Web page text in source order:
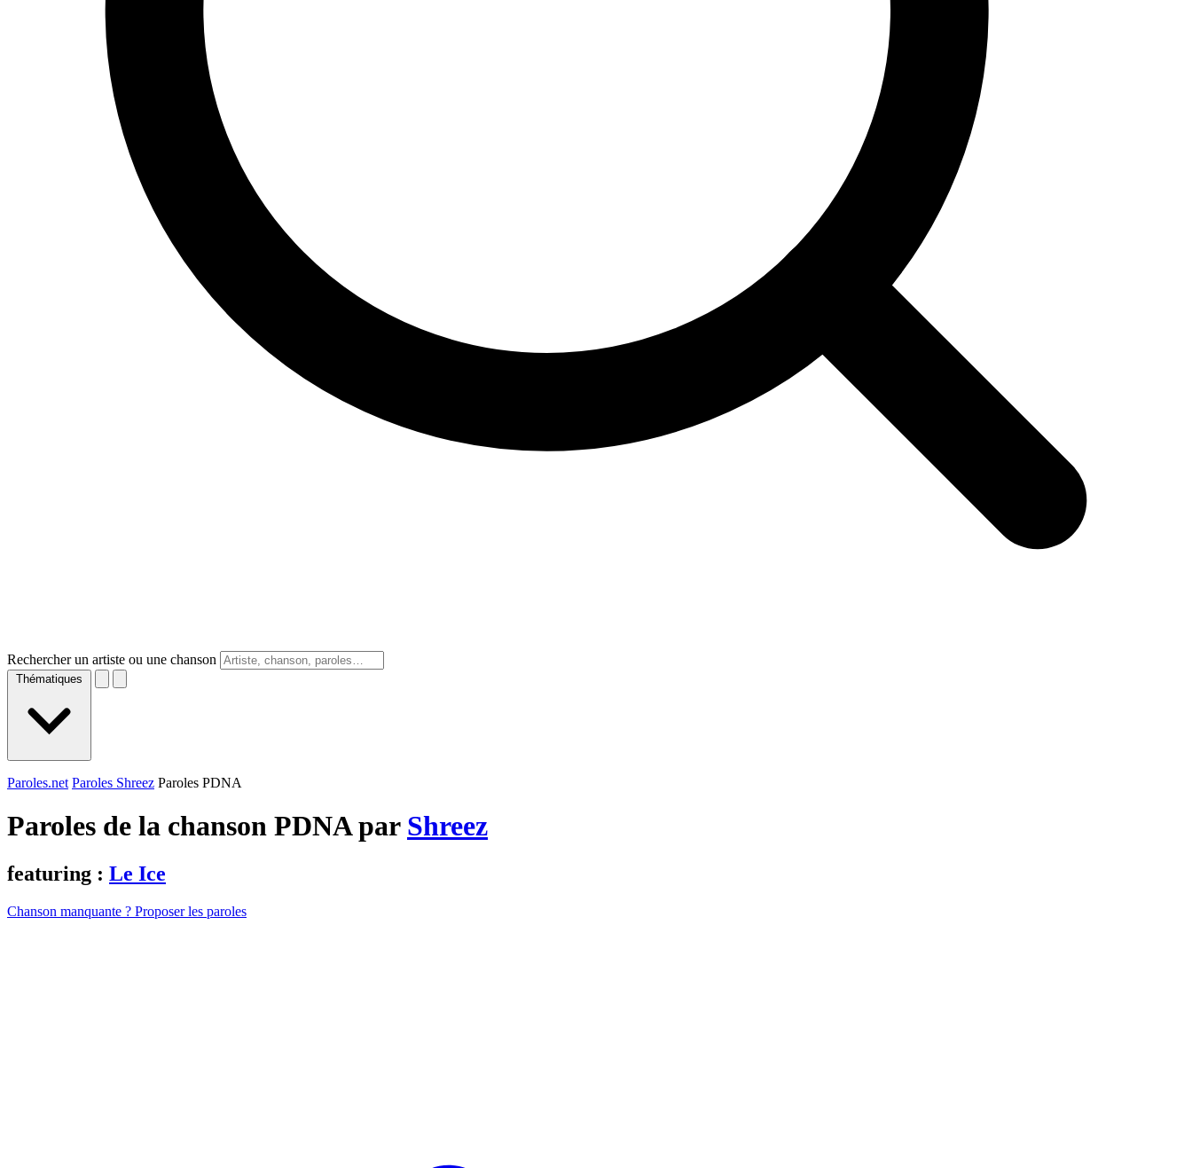
Rechercher un artiste ou une chanson
Thématiques
Paroles.net Paroles Shreez Paroles PDNA
Paroles de la chanson PDNA par Shreez
featuring : Le Ice
Chanson manquante ? Proposer les paroles